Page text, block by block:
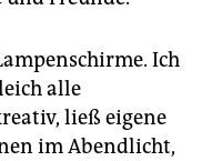
Ich
alle
ließ eigene
im Abendlicht,